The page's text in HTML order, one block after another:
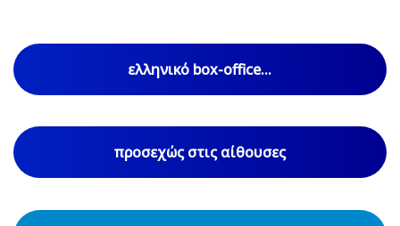
ελληνικό box-office...
προσεχώς στις αίθουσες